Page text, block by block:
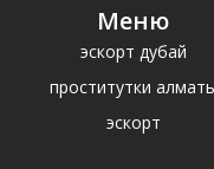
Меню
эскорт дубай
проститутки
эскорт